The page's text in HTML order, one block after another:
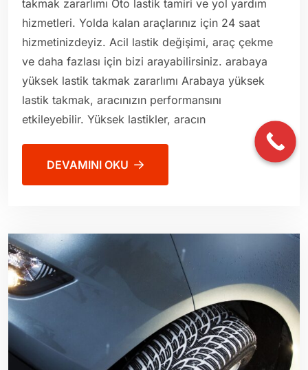
takmak zararlımı Oto lastik tamiri ve yol yardım
hizmetleri. Yolda kalan araçlarınız için 24 saat
hizmetinizdeyiz. Acil lastik değişimi, araç çekme
ve daha fazlası için bizi arayabilirsiniz. arabaya
yüksek lastik takmak zararlımı Arabaya yüksek
lastik takmak, aracınızın performansını
etkileyebilir. Yüksek lastikler, aracın
DEVAMINI OKU